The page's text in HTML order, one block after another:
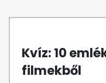
Kvíz: 10
filmekből